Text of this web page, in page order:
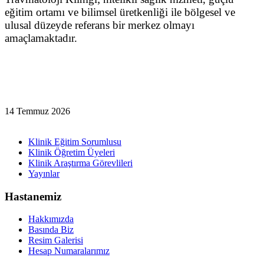
eğitim ortamı ve bilimsel üretkenliği ile bölgesel ve
ulusal düzeyde referans bir merkez olmayı
amaçlamaktadır.
14 Temmuz 2026
Klinik Eğitim Sorumlusu
Klinik Öğretim Üyeleri
Klinik Araştırma Görevlileri
Yayınlar
Hastanemiz
Hakkımızda
Basında Biz
Resim Galerisi
Hesap Numaralarımız